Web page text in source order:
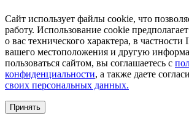
Сайт использует файлы cookie, что
работу. Использование cookie
о вас технического характера, в частности
вашего местоположения и другую
пользоваться сайтом, вы соглашаетесь с
конфиденциальности, а также даете
своих персональных данных.
Принять